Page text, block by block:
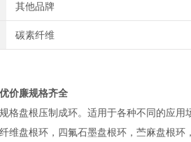
其他品牌
碳素纤维
价廉规格齐全
格盘根压制成环。适用于各种不同的应
维盘根环，四氟石墨盘根环，苎麻盘根